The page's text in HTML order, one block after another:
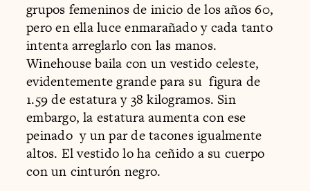
grupos femeninos de inicio de los años 60,
pero en ella luce enmarañado y cada tanto
intenta arreglarlo con las manos.
Winehouse baila con un vestido celeste,
evidentemente grande para su figura de
1.59 de estatura y 38 kilogramos. Sin
embargo, la estatura aumenta con ese
peinado y un par de tacones igualmente
altos. El vestido lo ha ceñido a su cuerpo
con un cinturón negro.